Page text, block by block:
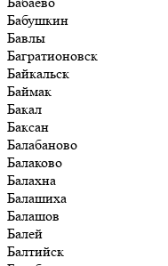
Бабушкин
Бавлы
Багратионовск
Байкальск
Баймак
Бакал
Баксан
Балабаново
Балаково
Балахна
Балашиха
Балашов
Балей
Балтийск